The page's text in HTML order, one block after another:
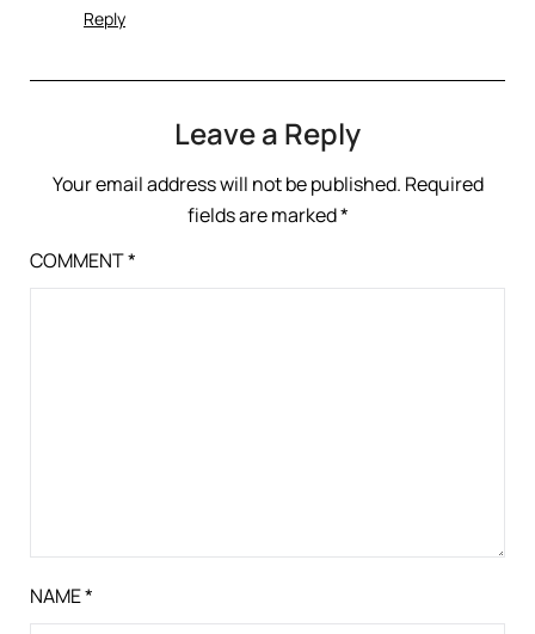
Reply
Leave a Reply
Your email address will not be published. Required
fields are marked*
COMMENT*
NAME*